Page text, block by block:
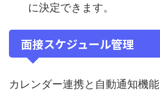
に決定できます。
面接スケジュール管理
カレンダー連携と自動通知機